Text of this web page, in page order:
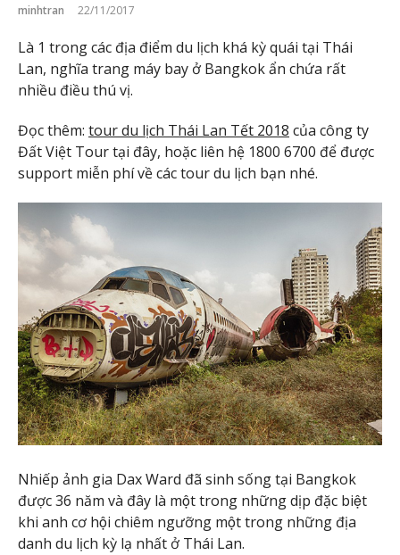
minhtran 22/11/2017
Là 1 trong các địa điểm du lịch khá kỳ quái tại Thái
Lan, nghĩa trang máy bay ở Bangkok ẩn chứa rất
nhiều điều thú vị.
Đọc thêm: tour du lịch Thái Lan Tết 2018 của công ty
Đất Việt Tour tại đây, hoặc liên hệ 1800 6700 để được
support miễn phí về các tour du lịch bạn nhé.
Nhiếp ảnh gia Dax Ward đã sinh sống tại Bangkok
được 36 năm và đây là một trong những dịp đặc biệt
khi anh cơ hội chiêm ngưỡng một trong những địa
danh du lịch kỳ lạ nhất ở Thái Lan.